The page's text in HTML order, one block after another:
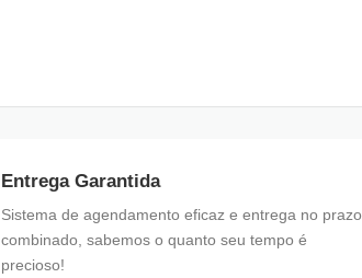
Entrega Garantida
Sistema de agendamento eficaz e entrega no prazo
combinado, sabemos o quanto seu tempo é
precioso!